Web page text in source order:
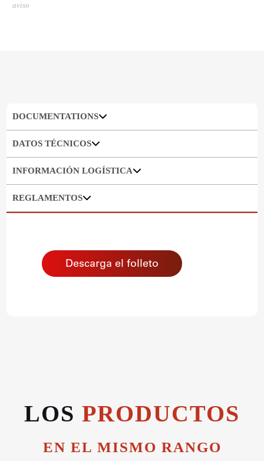
aviso
DOCUMENTATIONS
DATOS TÉCNICOS
INFORMACIÓN LOGÍSTICA
REGLAMENTOS
Descarga el folleto
LOS PRODUCTOS
EN EL MISMO RANGO